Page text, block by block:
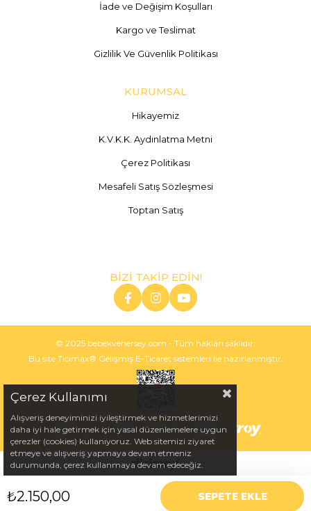
İade ve Değişim Koşulları
Kargo ve Teslimat
Gizlilik Ve Güvenlik Politikası
KURUMSAL
Hikayemiz
K.V.K.K. Aydınlatma Metni
Çerez Politikası
Mesafeli Satış Sözleşmesi
Toptan Satış
BİZİ TAKİP EDİN!
© 2025 bebekvehersey.com - Tüm hakları saklıdır.
Bu site Ticimax® Gelişmiş E-Ticaret sistemleri ile hazırlanmıştır.
Çerez Kullanımı
Alışveriş deneyiminizi iyileştirmek ve hizmetlerimizi
daha iyi hale getirmek için yasal düzenlemelere uygun
çerezler (cookies) kullanıyoruz. Web sitemizi ziyaret
etmeye ve alışveriş yapmaya devam etmeniz
durumunda, çerez kullanmaya devam edeceğiz.
₺2.150,00